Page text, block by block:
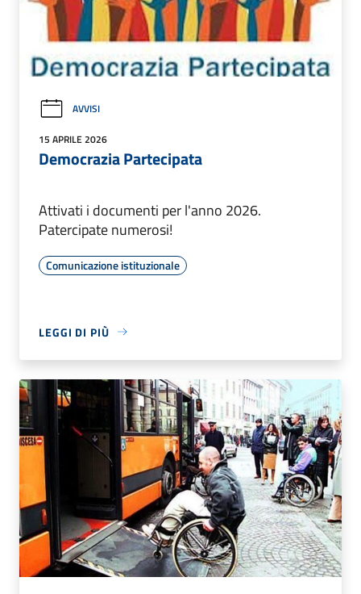
AVVISI
15 APRILE 2026
Democrazia Partecipata
Attivati i documenti per l'anno 2026.
Patercipate numerosi!
Comunicazione istituzionale
LEGGI DI PIÙ